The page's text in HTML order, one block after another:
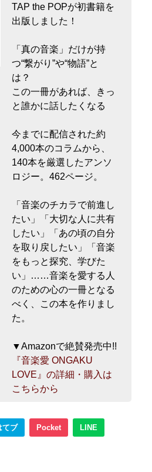
TAP the POPが初書籍を
出版しました！
「真の音楽」だけが持
つ“繋がり”や“物語”と
は？
この一冊があれば、きっ
と誰かに話したくなる
今までに配信された約
4,000本のコラムから、
140本を厳選したアンソ
ロジー。462ページ。
「音楽のチカラで前進し
たい」「大切な人に共有
したい」「あの頃の自分
を取り戻したい」「音楽
をもっと探究、学びた
い」……音楽を愛する人
のための心の一冊となる
べく、この本を作りまし
た。
▼Amazonで絶賛発売中!!
『音楽愛 ONGAKU
LOVE』の詳細・購入は
こちらから
てブ Pocket LINE